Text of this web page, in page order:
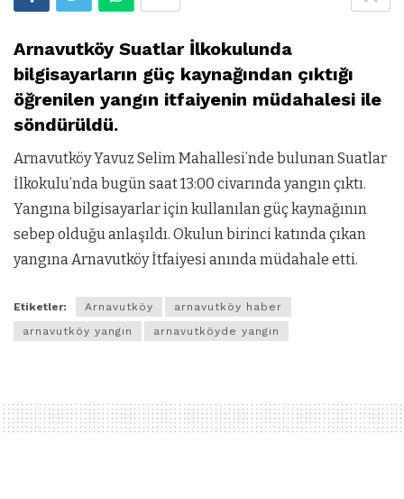
Arnavutköy Suatlar İlkokulunda
bilgisayarların güç kaynağından çıktığı
öğrenilen yangın itfaiyenin müdahalesi ile
söndürüldü.
Arnavutköy Yavuz Selim Mahallesi’nde bulunan Suatlar
İlkokulu’nda bugün saat 13:00 civarında yangın çıktı.
Yangına bilgisayarlar için kullanılan güç kaynağının
sebep olduğu anlaşıldı. Okulun birinci katında çıkan
yangına Arnavutköy İtfaiyesi anında müdahale etti.
Etiketler: Arnavutköy
arnavutköy haber
arnavutköy yangın
arnavutköyde yangın